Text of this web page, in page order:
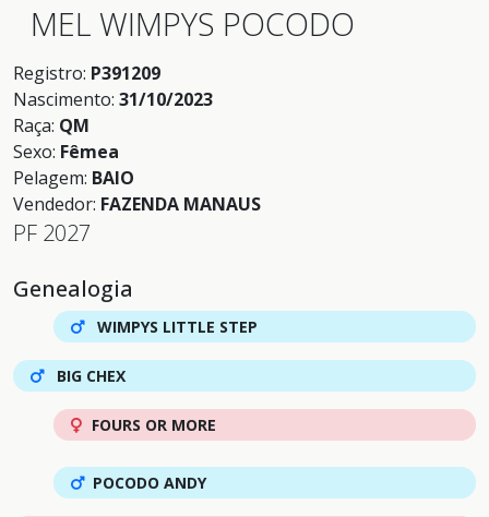
MEL WIMPYS POCODO
Registro: P391209
Nascimento: 31/10/2023
Raça: QM
Sexo: Fêmea
Pelagem: BAIO
Vendedor: FAZENDA MANAUS
PF 2027
Genealogia
WIMPYS LITTLE STEP
BIG CHEX
FOURS OR MORE
POCODO ANDY